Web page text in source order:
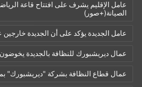
عامل الإقليم يشرف على افتتاح قاعة
الصيانة(+صور)
عامل الجديدة يؤكد على أن الجديدة خارجين
عمال ديريشبورك للنظافة بالجديدة يخوضون
عمال قطاع النظافة بشركة "ديريشبورك"